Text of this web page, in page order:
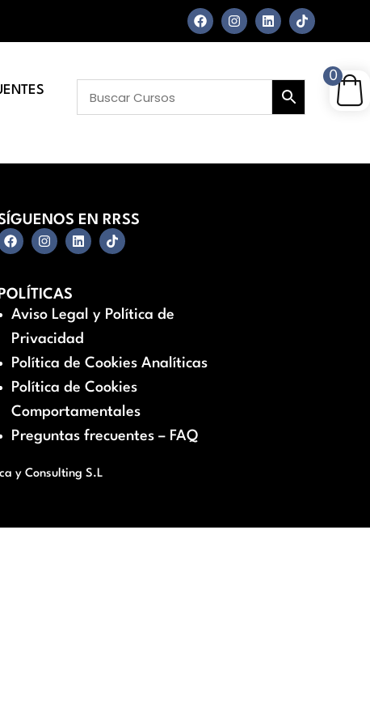
EN RRSS
POLÍTICAS
Aviso Legal y Política de
Privacidad
Política de Cookies Analíticas
Política de Cookies
Comportamentales
Preguntas frecuentes – FAQ
y Consulting S.L
0